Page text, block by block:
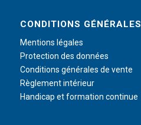
CONDITIONS GÉNÉRALES
Mentions légales
Protection des données
Conditions générales de vente
Règlement intérieur
Handicap et formation continue